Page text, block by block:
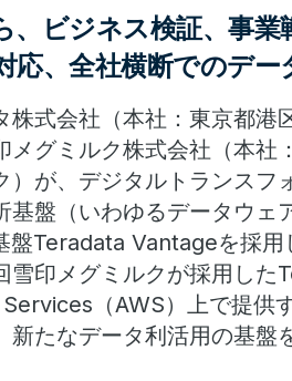
、ビジネス検証、事
応、全社横断でのデー
株式会社（本社：東京都
メグミルク株式会社（本
）が、デジタルトランス
基盤（いわゆるデータウ
盤Teradata Vantageを採
雪印メグミルクが採用し
（AWS）上で提供
新たなデータ利活用の基